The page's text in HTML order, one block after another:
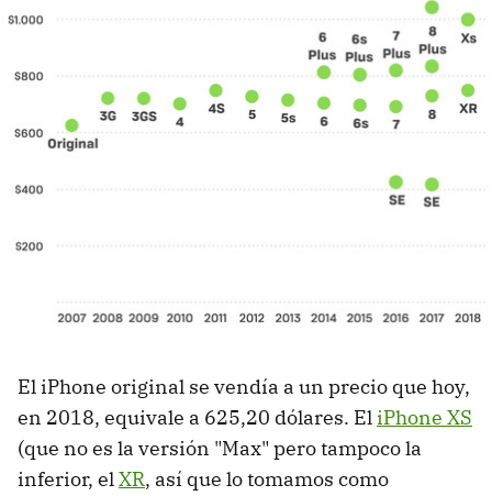
El iPhone original se vendía a un precio que hoy,
en 2018, equivale a 625,20 dólares. EliPhone XS
(que no es la versión "Max" pero tampoco la
inferior, elXR, así que lo tomamos como